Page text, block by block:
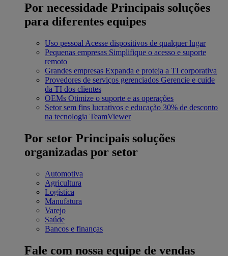
Por necessidade Principais soluções
para diferentes equipes
Uso pessoal Acesse dispositivos de qualquer lugar
Pequenas empresas Simplifique o acesso e suporte
remoto
Grandes empresas Expanda e proteja a TI corporativa
Provedores de serviços gerenciados Gerencie e cuide
da TI dos clientes
OEMs Otimize o suporte e as operações
Setor sem fins lucrativos e educação 30% de desconto
na tecnologia TeamViewer
Por setor Principais soluções
organizadas por setor
Automotiva
Agricultura
Logística
Manufatura
Varejo
Saúde
Bancos e finanças
Fale com nossa equipe de vendas